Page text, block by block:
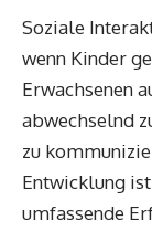
Soziale
wenn Kinder
Erwachsenen
abwechselnd
zu
Entwicklung
umfassende